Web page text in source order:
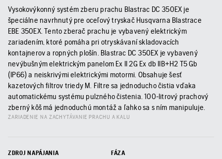
Vysokovýkonný systém zberu prachu Blastrac DC 350EX je
špeciálne navrhnutý pre oceľový tryskač Husqvarna Blastrace
EBE 350EX. Tento zberač prachu je vybavený elektrickým
zariadením, ktoré pomáha pri otryskávaní skladovacích
kontajnerov a ropných plošín. Blastrac DC 350EX je vybavený
nevýbušným elektrickým panelom Ex II 2G Ex db IIB+H2 T5 Gb
(IP66) a neiskrivými elektrickými motormi. Obsahuje šesť
kazetových filtrov triedy M. Filtre sa jednoducho čistia vďaka
automatickému systému pulzného čistenia. 100-litrový prachový
zberný kôš má jednoduchú montáž a ľahko sa s ním manipuluje.
ZARIADENIE NA ZACHYTÁVANIE PRACHU A KALU
ZDROJ NAPÁJANIA FÁZA